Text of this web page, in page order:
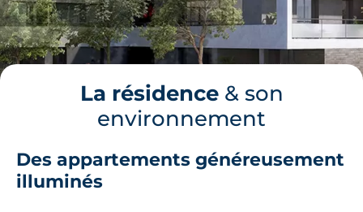
La résidence& son
environnement
Des appartements généreusement
illuminés